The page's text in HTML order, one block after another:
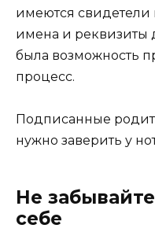
имеются свидетели
имена и реквизиты
была возможность
процесс.
Подписанные
нужно заверить у
Не
себе